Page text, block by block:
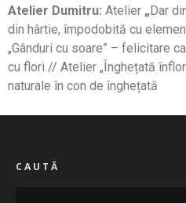
Atelier Dumitru: Atelier „Dar
din hârtie, împodobită cu
„Gânduri cu soare” – felicitare
cu flori // Atelier „Înghețată
naturale în con de înghețată
CAUTĂ